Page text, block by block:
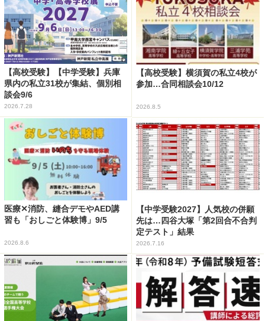
【高校受験】【中学受験】兵庫
県内の私立31校が集結、個別相
談会9/6
2026.7.28
【高校受験】横須賀の私立4校が
参加…合同相談会10/12
2026.8.5
医療✕消防、縫合デモやAED講
習も「おしごと体験博」9/5
2026.8.6
【中学受験2027】人気校の併願
先は…四谷大塚「第2回合不合判
定テスト」結果
2026.7.16